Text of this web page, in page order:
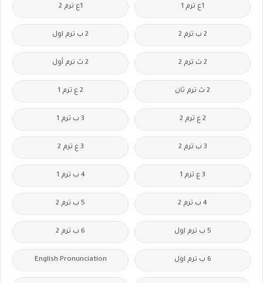
1ع ترم 1 1ع ترم 2
2 ب ترم 2 2 ب ترم اول
2 ث ترم 2 2 ث ترم أول
2 ث ترم ثان 2 ع ترم 1
2 ع ترم 2 3 ب ترم 1
3 ب ترم 2 3 ع ترم 2
3 ع ترم 1 4 ب ترم 1
4 ب ترم 2 5 ب ترم 2
5 ب ترم اول 6 ب ترم 2
6 ب ترم اول English Pronunciation